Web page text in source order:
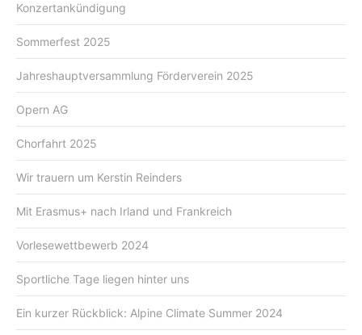
Konzertankündigung
Sommerfest 2025
Jahreshauptversammlung Förderverein 2025
Opern AG
Chorfahrt 2025
Wir trauern um Kerstin Reinders
Mit Erasmus+ nach Irland und Frankreich
Vorlesewettbewerb 2024
Sportliche Tage liegen hinter uns
Ein kurzer Rückblick: Alpine Climate Summer 2024